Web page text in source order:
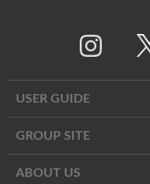
USER GUIDE
GROUP SITE
ABOUT US